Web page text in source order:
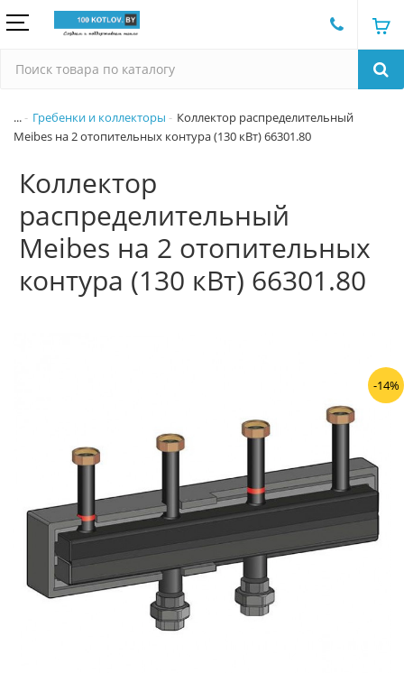
... Гребенки и коллекторы
Коллектор распределительный
Meibes на 2 отопительных контура (130 кВт) 66301.80
Коллектор
распределительный
Meibes на 2 отопительных
контура (130 кВт) 66301.80
-14%